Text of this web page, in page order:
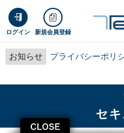
ログイン 新規会員登録
お知らせ プライバシーポリ
セ